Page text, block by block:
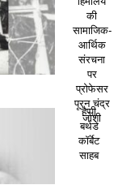
की
सामाजिक-
आर्थिक
संरचना
पर
प्रोफेसर
पूरन चंद्र
जोशी
हैप्पी
बर्थडे
कॉर्बेट
साहब